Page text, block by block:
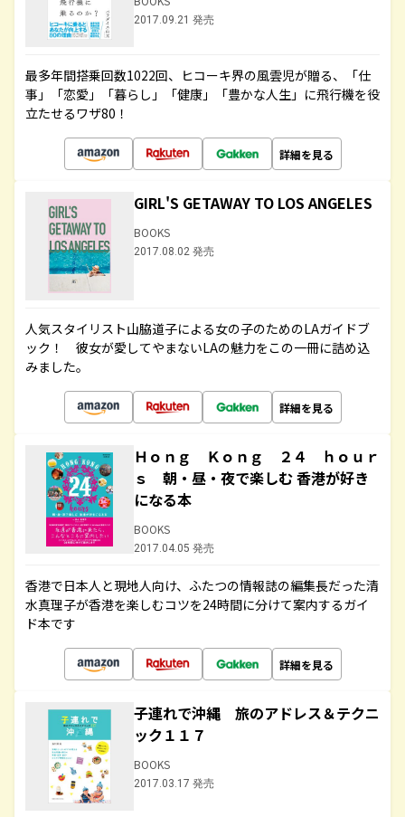
2017.09.21 発売
最多年間搭乗回数1022回、ヒコーキ界の風雲児が贈る、「仕
事」「恋愛」「暮らし」「健康」「豊かな人生」に飛行機を役
立たせるワザ80！
詳細を見る
GIRL'S GETAWAY TO LOS ANGELES
BOOKS
2017.08.02 発売
人気スタイリスト山脇道子による女の子のためのLAガイドブ
ック！ 彼女が愛してやまないLAの魅力をこの一冊に詰め込
みました。
詳細を見る
Ｈｏｎｇ Ｋｏｎｇ ２４ ｈｏｕｒ
ｓ 朝・昼・夜で楽しむ 香港が好き
になる本
BOOKS
2017.04.05 発売
香港で日本人と現地人向け、ふたつの情報誌の編集長だった清
水真理子が香港を楽しむコツを24時間に分けて案内するガイ
ド本です
詳細を見る
子連れで沖縄 旅のアドレス＆テクニ
ック１１７
BOOKS
2017.03.17 発売